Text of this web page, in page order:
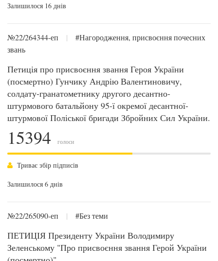
Залишилося 16 днів
№22/264344-еп |
#Нагородження, присвоєння почесних
звань
Петиція про присвоєння звання Героя України
(посмертно) Гунчику Андрію Валентиновичу,
солдату-гранатометнику другого десантно-
штурмового батальйону 95-ї окремої десантної-
штурмової Поліської бригади Збройних Сил України.
15394 голоси
Триває збір підписів
Залишилося 6 днів
№22/265090-еп | #Без теми
ПЕТИЦІЯ Президенту України Володимиру
Зеленському "Про присвоєння звання Герой України